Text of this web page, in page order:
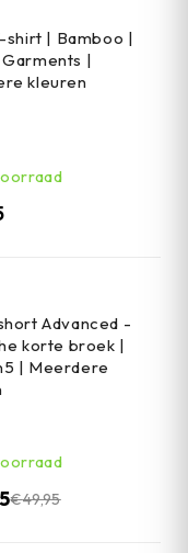
shirt | Bamboo |
|
kleuren
Advanced -
korte broek |
| Meerdere
€49,95